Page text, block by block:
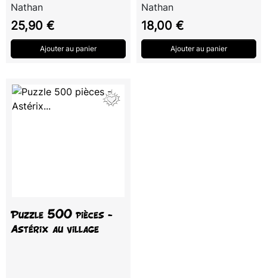
Nathan
Prix
25,90 €
Ajouter au panier
Nathan
Prix
18,00 €
Ajouter au panier
Puzzle 500 pièces -
Astérix au village